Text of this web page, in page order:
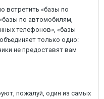
встретить «базы по
по автомобилям,
телефонов», «базы
только одно:
не предоставят вам
пожалуй, один из самых